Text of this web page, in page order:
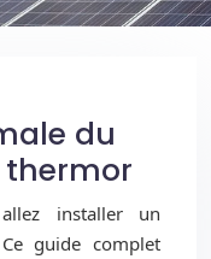
du
installer un
guide complet